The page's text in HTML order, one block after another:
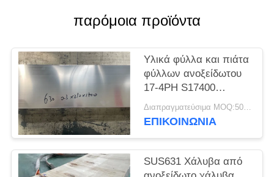
SITEMAP
PRIVACY
POLICY
παρόμοια προϊόντα
Υλικά φύλλα και πιάτα
φύλλων ανοξείδωτου
17-4PH S17400
SUS630
Διαπραγματεύσιμα MOQ:500 κλ
ΕΠΙΚΟΙΝΩΝΊΑ
SUS631 Χάλυβα από